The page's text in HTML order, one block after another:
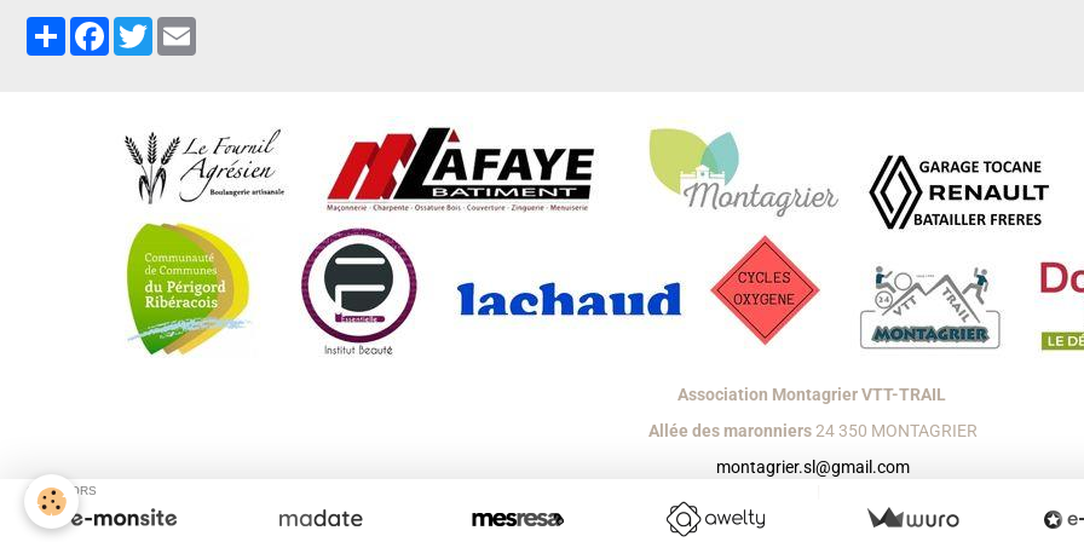
PartagerFacebook
Twitter
Association Montagrier VTT-TRAIL
Allée des maronniers24 350 MONTAGRIER
montagrier.sl@gmail.com
SPONSORS